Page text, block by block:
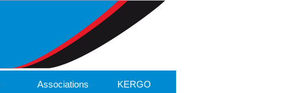
Associations KERGO